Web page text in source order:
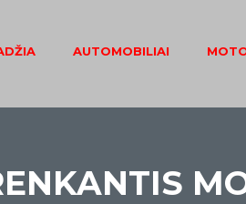
AUTOMOBILIAI